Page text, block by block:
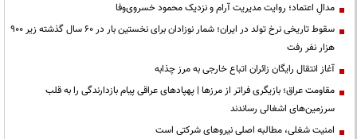
مدالِ اعتماد؛ روایت مدیریت آرام و نزدیک محمود خسروی‌وفا
سقوط تاریخی نرخ تولد در ایران؛ شمار نوزادان برای نخستین بار در ۶۰ سال گذشته زیر ۹۰۰
هزار نفر رفت
آغاز انتقال رایگان زائران اتباع خارجی به مرز چذابه
مقاومت عراق؛ بازیگری فراتر از مرزها | پهپادهای عراقی پیام بازدارندگی را به قلب
سرزمین‌های اشغالی رساندند
‌امنیت شغلی، مطالبه اصلی نیروهای شرکتی است